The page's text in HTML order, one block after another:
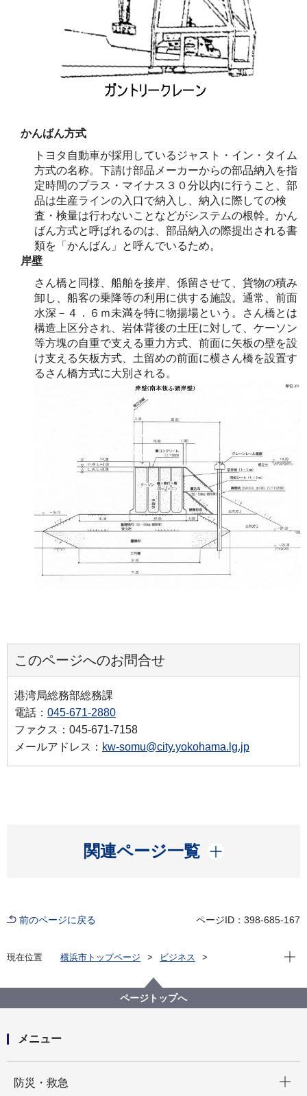
かんばん方式
トヨタ自動車が採用しているジャスト・イン・タイム
方式の名称。下請け部品メーカーからの部品納入を指
定時間のプラス・マイナス３０分以内に行うこと、部
品は生産ラインの入口で納入し、納入に際しての検
査・検量は行わないことなどがシステムの根幹。かん
ばん方式と呼ばれるのは、部品納入の際提出される書
類を「かんばん」と呼んでいるため。
岸壁
さん橋と同様、船舶を接岸、係留させて、貨物の積み
卸し、船客の乗降等の利用に供する施設。通常、前面
水深－４．６ｍ未満を特に物揚場という。さん橋とは
構造上区分され、岩体背後の土圧に対して、ケーソン
等方塊の自重で支える重力方式、前面に矢板の壁を設
け支える矢板方式、土留めの前面に横さん橋を設置す
るさん橋方式に大別される。
このページへのお問合せ
港湾局総務部総務課
電話： 045-671-2880
ファクス：045-671-7158
メールアドレス： kw-somu@city.yokohama.lg.jp
関連ページ一覧
開く
前のページに戻る ページID：398-685-167
現在位置 横浜市トップページ
ビジネス
港湾業務用語集－か－
現在
ページトップへ
メニュー
防災・救急